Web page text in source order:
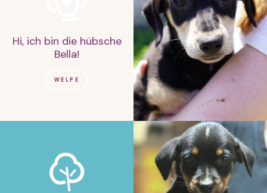
Hi, ich bin die hübsche
Bella!
WELPE